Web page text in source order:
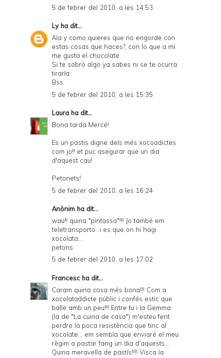
5 de febrer del 2010, a les 14:53
Lyha dit...
Ala y como quieres que no engorde con
estas cosas que haces?, con lo que a mi
me gusta el chocolate.
Si te sobró algo ya sabes ni se te ocurra
tirarla.
Bss
5 de febrer del 2010, a les 15:35
Laura ha dit...
Bona tarda Mercé!
Es un pastis digne dels més xocoadictes
com jo!! et puc asegurar que un dia
d'aquest cau!
Petonets!
5 de febrer del 2010, a les 16:24
Anònim ha dit...
wau!! quina "pintassa"!!! Jo també em
teletransporto...i es que on hi hagi
xocolata....
petons
5 de febrer del 2010, a les 17:02
Francesc ha dit...
Caram quina cosa més bona!!! Com a
xocolataddicte públic i confés estic que
balle amb un peu!!! Entre tu i la Gemma
(la de "La cuina de casa") m'esteu fent
perdre la poca resistència que tinc al
xocolate... em sembla que enviaré el meu
règim a pastar fang un dia d'aquests...
Quina meravella de pastís!!!! Visca la